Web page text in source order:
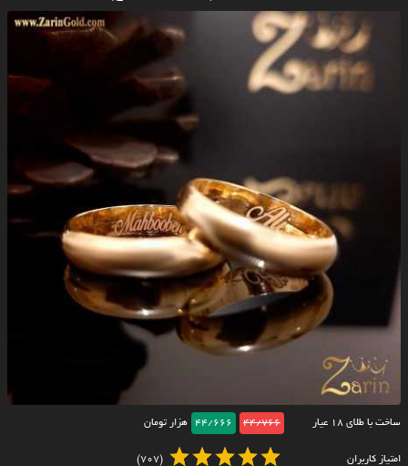
ساخت با طلای ۱۸ عیار 44/766
44/666 هزار تومان
امتیاز کاربران (707)